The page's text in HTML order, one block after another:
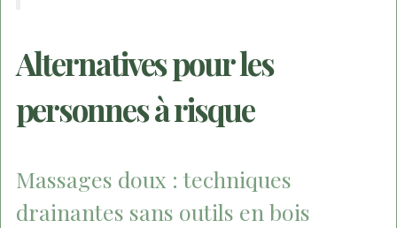
Alternatives pour les
personnes à risque
Massages doux : techniques
drainantes sans outils en bois